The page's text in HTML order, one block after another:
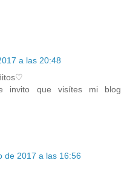
a las 20:48
invito que visítes mi blog
de 2017 a las 16:56